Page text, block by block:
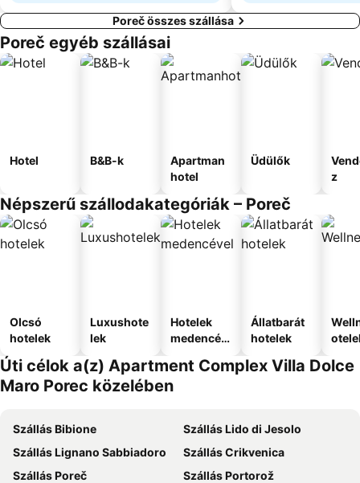
Poreč összes szállása
Poreč egyéb szállásai
Hotel B&B-k
Apartman
hotel
Üdülők
z
Népszerű szállodakategóriák – Poreč
Olcsó
hotelek
Luxushote
lek
Hotelek
medencév
Állatbarát
hotelek
Úti célok a(z) Apartment Complex Villa Dolce
Maro Porec közelében
Szállás Bibione
Szállás Lido di Jesolo
Szállás Lignano Sabbiadoro
Szállás Crikvenica
Szállás Poreč
Szállás Portorož